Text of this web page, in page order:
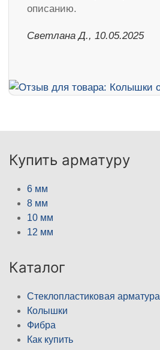
описанию.
Светлана Д., 10.05.2025
Купить арматуру
6 мм
8 мм
10 мм
12 мм
Каталог
Стеклопластиковая арматура
Колышки
Фибра
Как купить